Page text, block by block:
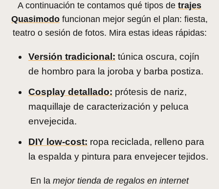
A continuación te contamos qué tipos de trajes
Quasimodo funcionan mejor según el plan: fiesta,
teatro o sesión de fotos. Mira estas ideas rápidas:
Versión tradicional: túnica oscura, cojín
de hombro para la joroba y barba postiza.
Cosplay detallado: prótesis de nariz,
maquillaje de caracterización y peluca
envejecida.
DIY low-cost: ropa reciclada, relleno para
la espalda y pintura para envejecer tejidos.
En la mejor tienda de regalos en internet